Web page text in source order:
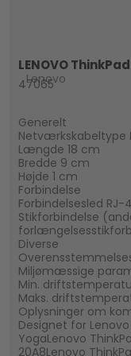
LENOVO
Lenovo
47065
Generelt
Netværkskabeltype
Længde 18 cm
Bredde 9 cm
Højde 1 cm
Forbindelse
Forbindelsesled
Stikforbindelse
Diverse
Miljømæssige
Min.
Maks.
Oplysninger om
Designet for Lenovo
YogaLenovo
20A8Lenovo